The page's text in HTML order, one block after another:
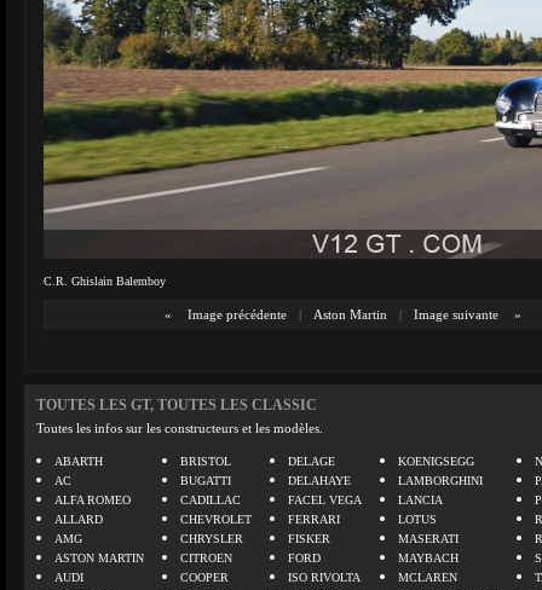
C.R. Ghislain Balemboy
« Image précédente | Aston Martin | Image suivante »
TOUTES LES GT, TOUTES LES CLASSIC
Toutes les infos sur les constructeurs et les modèles.
ABARTH
AC
ALFA ROMEO
ALLARD
AMG
ASTON MARTIN
AUDI
BRISTOL
BUGATTI
CADILLAC
CHEVROLET
CHRYSLER
CITROEN
COOPER
DELAGE
DELAHAYE
FACEL VEGA
FERRARI
FISKER
FORD
ISO RIVOLTA
KOENIGSEGG
LAMBORGHINI
LANCIA
LOTUS
MASERATI
MAYBACH
MCLAREN